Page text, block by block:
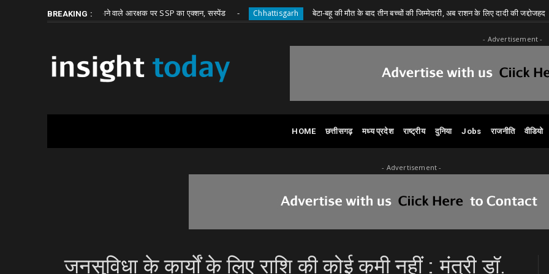
Friday, August 7 About Write for Us
- Advertisement -
HOME छत्तीसगढ़ मध्य प्रदेश राष्ट्रीय दुनिया Jobs राजनीति वीडियो
BREAKING :
घूस मांगने वाले आरक्षक पर SSP का एक्शन, सस्पेंड Chhattisgarh बेटा-बहू की मौत के बाद तीन बच्चों की जिम्मेदारी, अब राशन के लिए दादी की जद्दोजहद
- Advertisement -
​​​​​​​जनसुविधा के कार्याें के लिए राशि की कोई कमी नहीं : मंत्री डॉ.